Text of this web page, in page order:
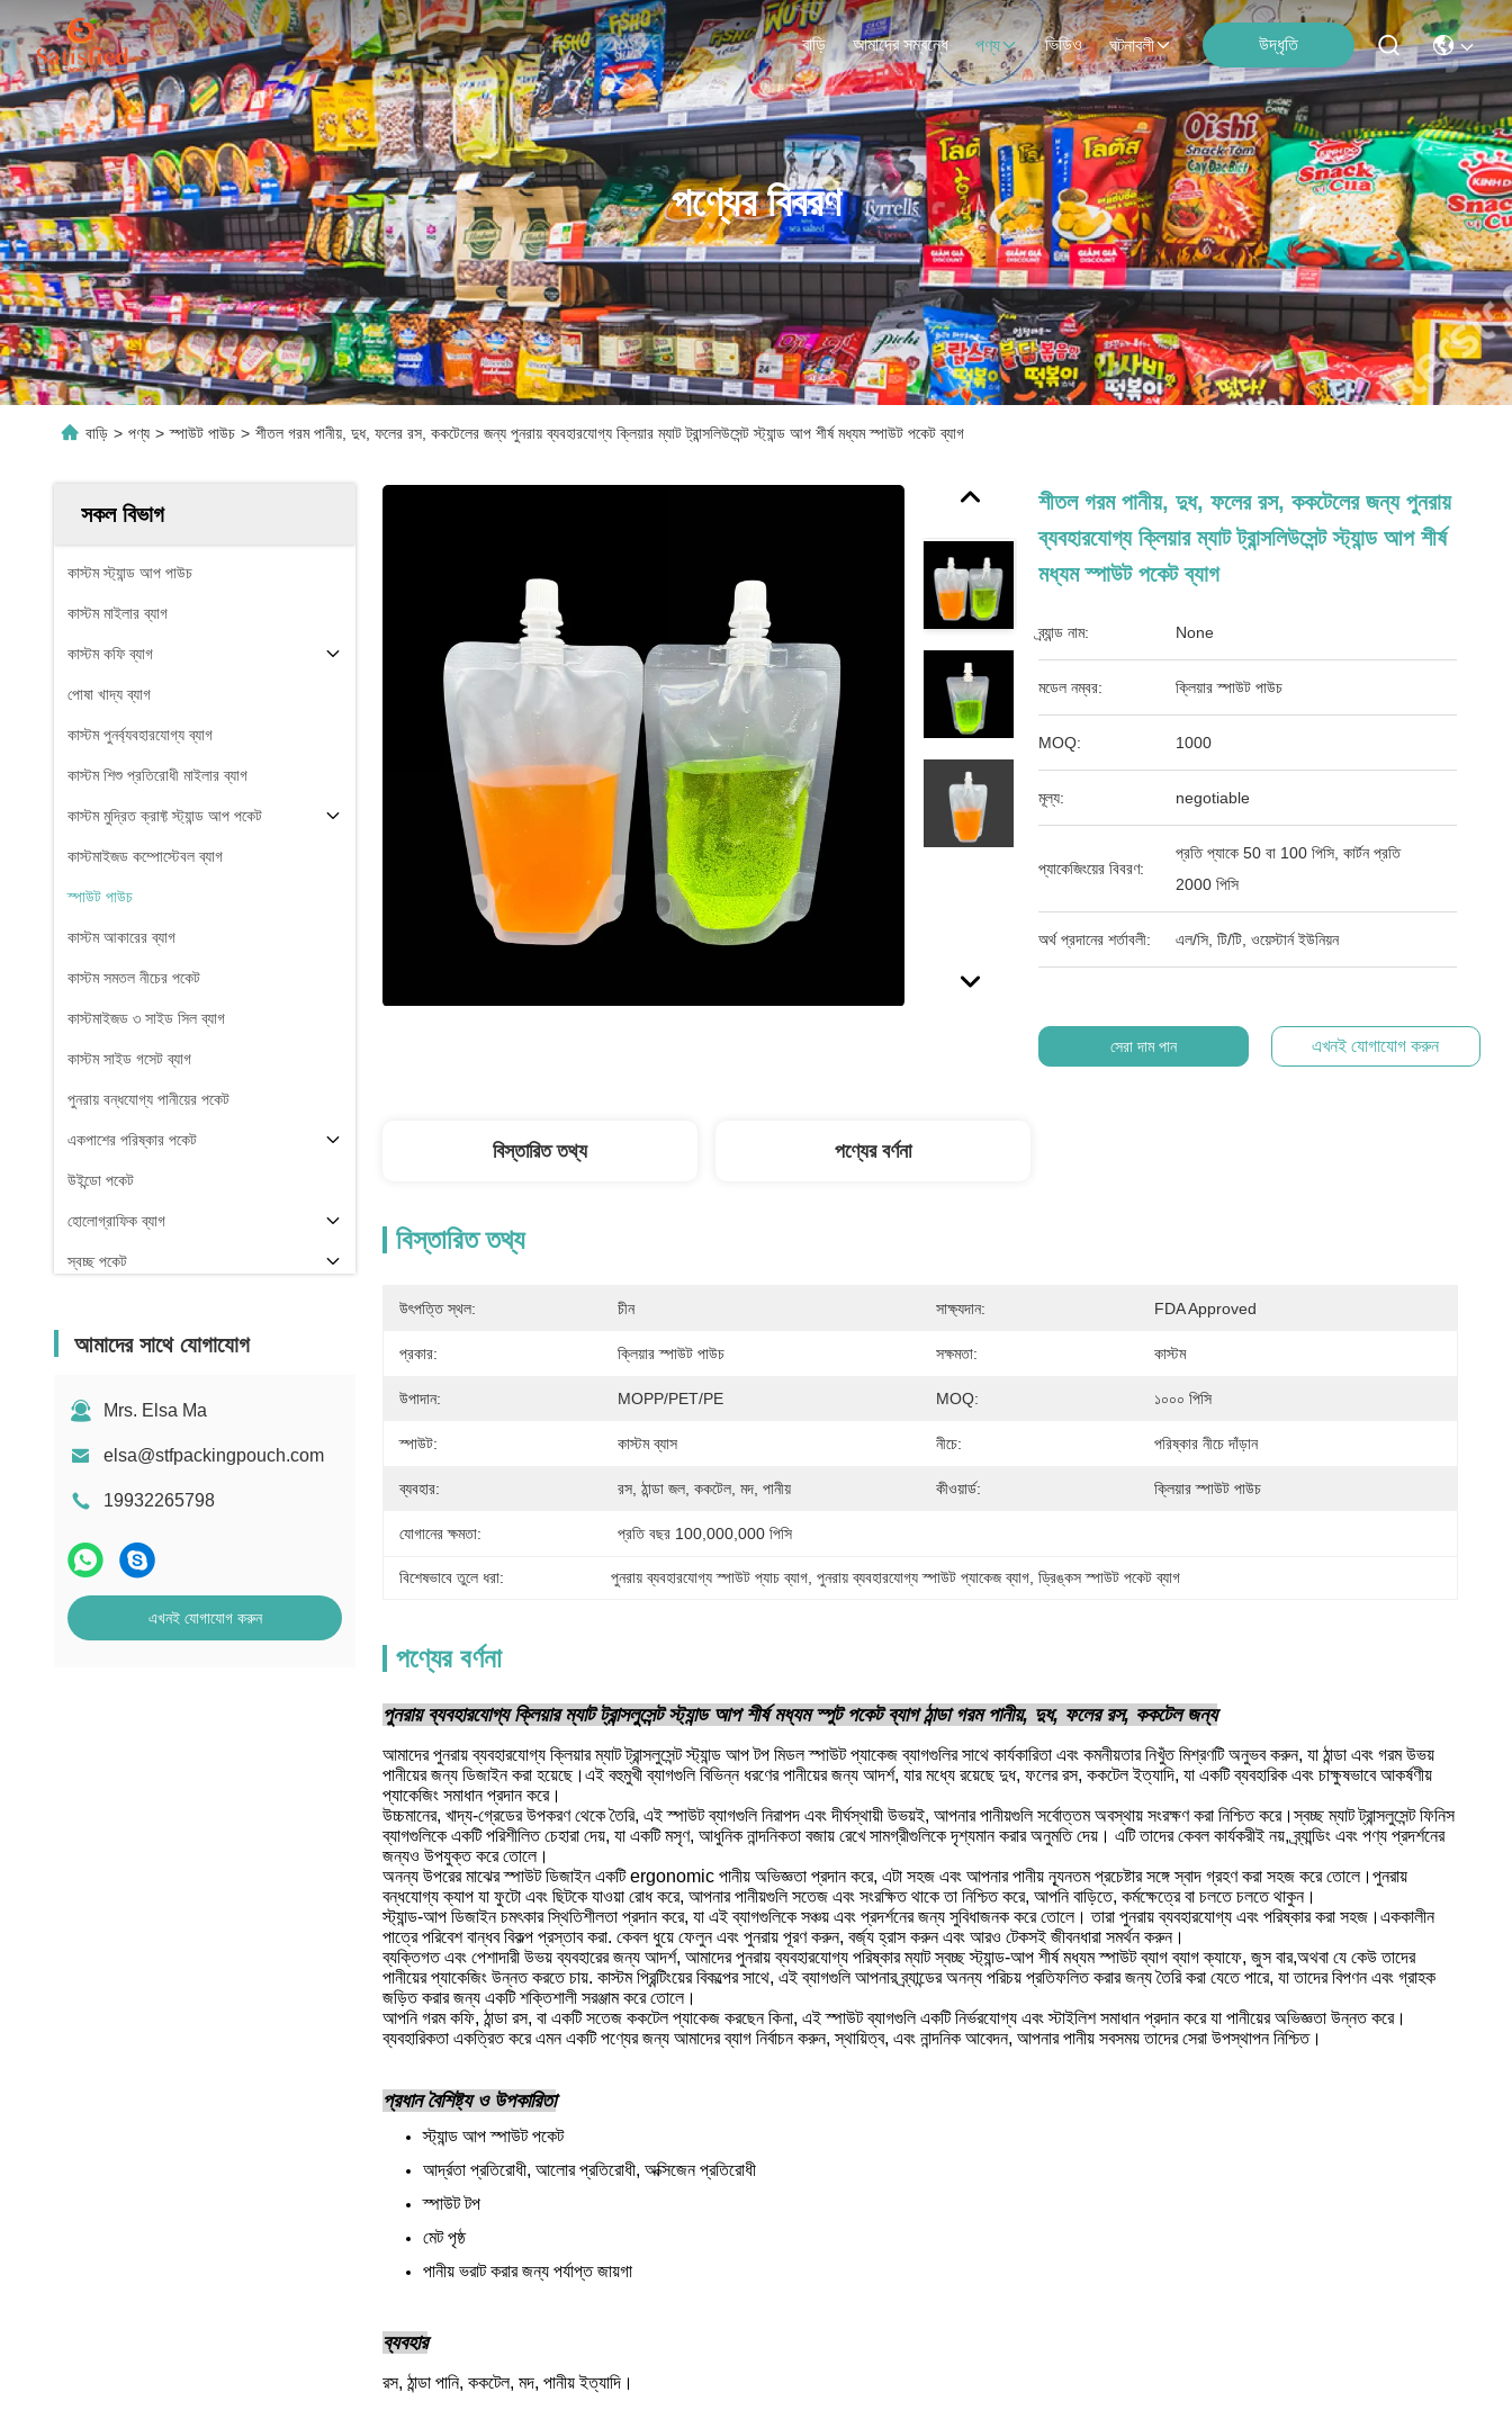
বাড়ি আমাদের সম্বন্ধে পণ্য ভিডিও ঘটনাবলী উদ্ধৃতি
পণ্যের বিবরণ
বাড়ি > পণ্য > স্পাউট পাউচ > শীতল গরম পানীয়, দুধ, ফলের রস, ককটেলের জন্য পুনরায় ব্যবহারযোগ্য ক্লিয়ার ম্যাট ট্রান্সলিউসেন্ট স্ট্যান্ড আপ শীর্ষ মধ্যম স্পাউট পকেট ব্যাগ
সকল বিভাগ
কাস্টম স্ট্যান্ড আপ পাউচ
কাস্টম মাইলার ব্যাগ
কাস্টম কফি ব্যাগ
পোষা খাদ্য ব্যাগ
কাস্টম পুনর্ব্যবহারযোগ্য ব্যাগ
কাস্টম শিশু প্রতিরোধী মাইলার ব্যাগ
কাস্টম মুদ্রিত ক্রাফ্ট স্ট্যান্ড আপ পকেট
কাস্টমাইজড কম্পোস্টেবল ব্যাগ
স্পাউট পাউচ
কাস্টম আকারের ব্যাগ
কাস্টম সমতল নীচের পকেট
কাস্টমাইজড ৩ সাইড সিল ব্যাগ
কাস্টম সাইড গসেট ব্যাগ
পুনরায় বন্ধযোগ্য পানীয়ের পকেট
একপাশের পরিষ্কার পকেট
উইন্ডো পকেট
হোলোগ্রাফিক ব্যাগ
স্বচ্ছ পকেট
আমাদের সাথে যোগাযোগ
Mrs. Elsa Ma
elsa@stfpackingpouch.com
19932265798
এখনই যোগাযোগ করুন
শীতল গরম পানীয়, দুধ, ফলের রস, ককটেলের জন্য পুনরায়
ব্যবহারযোগ্য ক্লিয়ার ম্যাট ট্রান্সলিউসেন্ট স্ট্যান্ড আপ শীর্ষ
মধ্যম স্পাউট পকেট ব্যাগ
ব্র্যান্ড নাম: None
মডেল নম্বর: ক্লিয়ার স্পাউট পাউচ
MOQ: 1000
মূল্য: negotiable
প্যাকেজিংয়ের বিবরণ:
প্রতি প্যাকে 50 বা 100 পিসি, কার্টন প্রতি
2000 পিসি
অর্থ প্রদানের শর্তাবলী: এল/সি, টি/টি, ওয়েস্টার্ন ইউনিয়ন
সেরা দাম পান এখনই যোগাযোগ করুন
বিস্তারিত তথ্য পণ্যের বর্ণনা
বিস্তারিত তথ্য
উৎপত্তি স্থল: চীন সাক্ষ্যদান: FDA Approved
প্রকার: ক্লিয়ার স্পাউট পাউচ সক্ষমতা: কাস্টম
উপাদান: MOPP/PET/PE MOQ: ১০০০ পিসি
স্পাউট: কাস্টম ব্যাস নীচে: পরিষ্কার নীচে দাঁড়ান
ব্যবহার: রস, ঠান্ডা জল, ককটেল, মদ, পানীয় কীওয়ার্ড: ক্লিয়ার স্পাউট পাউচ
যোগানের ক্ষমতা: প্রতি বছর 100,000,000 পিসি
বিশেষভাবে তুলে ধরা: পুনরায় ব্যবহারযোগ্য স্পাউট প্যাচ ব্যাগ , পুনরায় ব্যবহারযোগ্য স্পাউট প্যাকেজ ব্যাগ , ড্রিঙ্কস স্পাউট পকেট ব্যাগ
পণ্যের বর্ণনা
পুনরায় ব্যবহারযোগ্য ক্লিয়ার ম্যাট ট্রান্সলুসেন্ট স্ট্যান্ড আপ শীর্ষ মধ্যম স্পুট পকেট ব্যাগ ঠান্ডা গরম পানীয়, দুধ, ফলের রস, ককটেল জন্য
আমাদের পুনরায় ব্যবহারযোগ্য ক্লিয়ার ম্যাট ট্রান্সলুসেন্ট স্ট্যান্ড আপ টপ মিডল স্পাউট প্যাকেজ ব্যাগগুলির সাথে কার্যকারিতা এবং কমনীয়তার নিখুঁত মিশ্রণটি অনুভব করুন, যা ঠান্ডা এবং গরম উভয়
পানীয়ের জন্য ডিজাইন করা হয়েছে।এই বহুমুখী ব্যাগগুলি বিভিন্ন ধরণের পানীয়ের জন্য আদর্শ, যার মধ্যে রয়েছে দুধ, ফলের রস, ককটেল ইত্যাদি, যা একটি ব্যবহারিক এবং চাক্ষুষভাবে আকর্ষণীয়
প্যাকেজিং সমাধান প্রদান করে।
উচ্চমানের, খাদ্য-গ্রেডের উপকরণ থেকে তৈরি, এই স্পাউট ব্যাগগুলি নিরাপদ এবং দীর্ঘস্থায়ী উভয়ই, আপনার পানীয়গুলি সর্বোত্তম অবস্থায় সংরক্ষণ করা নিশ্চিত করে।স্বচ্ছ ম্যাট ট্রান্সলুসেন্ট ফিনিস
ব্যাগগুলিকে একটি পরিশীলিত চেহারা দেয়, যা একটি মসৃণ, আধুনিক নান্দনিকতা বজায় রেখে সামগ্রীগুলিকে দৃশ্যমান করার অনুমতি দেয়। এটি তাদের কেবল কার্যকরীই নয়, ব্র্যান্ডিং এবং পণ্য প্রদর্শনের
জন্যও উপযুক্ত করে তোলে।
অনন্য উপরের মাঝের স্পাউট ডিজাইন একটি ergonomic পানীয় অভিজ্ঞতা প্রদান করে, এটা সহজ এবং আপনার পানীয় ন্যূনতম প্রচেষ্টার সঙ্গে স্বাদ গ্রহণ করা সহজ করে তোলে।পুনরায়
বন্ধযোগ্য ক্যাপ যা ফুটো এবং ছিটকে যাওয়া রোধ করে, আপনার পানীয়গুলি সতেজ এবং সংরক্ষিত থাকে তা নিশ্চিত করে, আপনি বাড়িতে, কর্মক্ষেত্রে বা চলতে চলতে থাকুন।
স্ট্যান্ড-আপ ডিজাইন চমৎকার স্থিতিশীলতা প্রদান করে, যা এই ব্যাগগুলিকে সঞ্চয় এবং প্রদর্শনের জন্য সুবিধাজনক করে তোলে। তারা পুনরায় ব্যবহারযোগ্য এবং পরিষ্কার করা সহজ।এককালীন
পাত্রে পরিবেশ বান্ধব বিকল্প প্রস্তাব করা. কেবল ধুয়ে ফেলুন এবং পুনরায় পূরণ করুন, বর্জ্য হ্রাস করুন এবং আরও টেকসই জীবনধারা সমর্থন করুন।
ব্যক্তিগত এবং পেশাদারী উভয় ব্যবহারের জন্য আদর্শ, আমাদের পুনরায় ব্যবহারযোগ্য পরিষ্কার ম্যাট স্বচ্ছ স্ট্যান্ড-আপ শীর্ষ মধ্যম স্পাউট ব্যাগ ব্যাগ ক্যাফে, জুস বার,অথবা যে কেউ তাদের
পানীয়ের প্যাকেজিং উন্নত করতে চায়. কাস্টম প্রিন্টিংয়ের বিকল্পের সাথে, এই ব্যাগগুলি আপনার ব্র্যান্ডের অনন্য পরিচয় প্রতিফলিত করার জন্য তৈরি করা যেতে পারে, যা তাদের বিপণন এবং গ্রাহক
জড়িত করার জন্য একটি শক্তিশালী সরঞ্জাম করে তোলে।
আপনি গরম কফি, ঠান্ডা রস, বা একটি সতেজ ককটেল প্যাকেজ করছেন কিনা, এই স্পাউট ব্যাগগুলি একটি নির্ভরযোগ্য এবং স্টাইলিশ সমাধান প্রদান করে যা পানীয়ের অভিজ্ঞতা উন্নত করে।
ব্যবহারিকতা একত্রিত করে এমন একটি পণ্যের জন্য আমাদের ব্যাগ নির্বাচন করুন, স্থায়িত্ব, এবং নান্দনিক আবেদন, আপনার পানীয় সবসময় তাদের সেরা উপস্থাপন নিশ্চিত।
প্রধান বৈশিষ্ট্য ও উপকারিতা
স্ট্যান্ড আপ স্পাউট পকেট
আর্দ্রতা প্রতিরোধী, আলোর প্রতিরোধী, অক্সিজেন প্রতিরোধী
স্পাউট টপ
মেট পৃষ্ঠ
পানীয় ভরাট করার জন্য পর্যাপ্ত জায়গা
ব্যবহার
রস, ঠান্ডা পানি, ককটেল, মদ, পানীয় ইত্যাদি।